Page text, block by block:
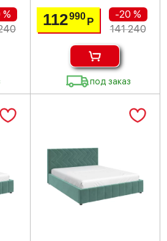
112990 Р
-20 %
141 240
под заказ